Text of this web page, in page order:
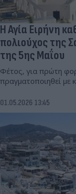
Η Αγία Ειρήνη
πολιούχος της
της 5ης Μαΐου
Φέτος, για πρώτη
πραγματοποιηθεί με
01.05.2026 13:45